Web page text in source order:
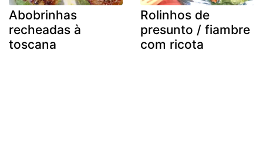
Abobrinhas
recheadas à
toscana
Rolinhos de
presunto / fiambre
com ricota